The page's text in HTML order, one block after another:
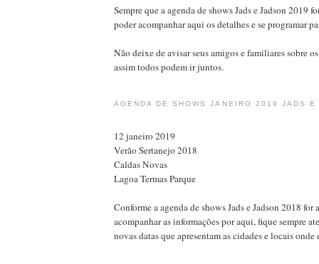
Sempre que a agenda de shows Jads e Jadson 2019
poder acompanhar aqui os detalhes e se programar
Não deixe de avisar seus amigos e familiares sobre
assim todos podem ir juntos.
AGENDA DE SHOWS JANEIRO 2019 JADS E
12 janeiro 2019
Verão Sertanejo 2018
Caldas Novas
Lagoa Termas Parque
Conforme a agenda de shows Jads e Jadson 2018
acompanhar as informações por aqui, fique sempre
novas datas que apresentam as cidades e locais onde